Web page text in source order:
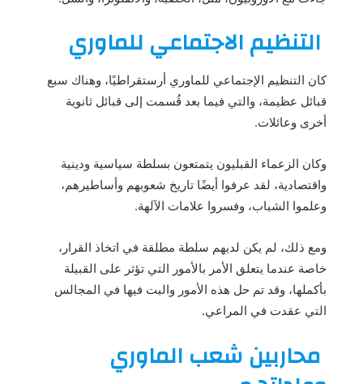
التنظيم الاجتماعي للماوري
كان التنظيم الإجتماعي للماوري أرستقراطيًا، وهناك سبع
قبائل عظيمة، والتي فيما بعد قُسمت إلى قبائل ثانوية
أخرى وعائلات.
وكان الزعماء القبليون يتمتعون بسلطة سياسية ودينية
واقتصادية، لقد عرفوا أيضًا تاريخ شعوبهم وأساطيرهم،
وعلموا الشباب، وفسروا علامات الآلهة.
ومع ذلك، لم يكن لديهم سلطة مطلقة في اتخاذ القرار،
خاصة عندما يتعلق الأمر بالأمور التي تؤثر على القبيلة
بأكملها، وقد تم حل هذه الأمور والبت فيها في المجالس
التي عقدت في المراعي.
محاربين شعب الماوري